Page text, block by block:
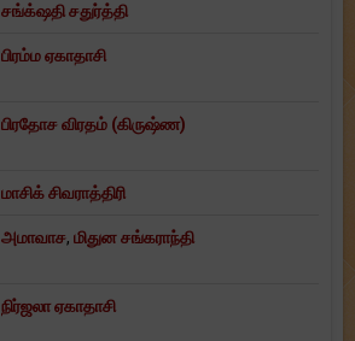
சங்க்‌ஷதி சதுர்த்தி
பிரம்ம ஏகாதாசி
பிரதோச விரதம் (கிருஷ்ண)
மாசிக் சிவராத்திரி
அமாவாச, மிதுன சங்கராந்தி
நிர்ஜலா ஏகாதாசி